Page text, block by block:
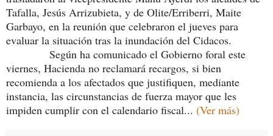
Tafalla, Jesús Arrizubieta, y de Olite/Erriberri, Maite
Garbayo, en la reunión que celebraron el jueves para
evaluar la situación tras la inundación del Cidacos.
Según ha comunicado el Gobierno foral este
viernes, Hacienda no reclamará recargos, si bien
recomienda a los afectados que justifiquen, mediante
instancia, las circunstancias de fuerza mayor que les
impiden cumplir con el calendario fiscal... (Ver más)